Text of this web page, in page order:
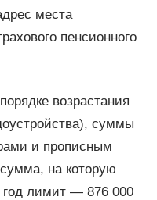
места
пенсионного
возрастания
суммы
и прописным
на которую
год лимит — 876 000